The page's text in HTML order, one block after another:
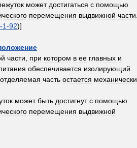
может достигаться с помощью
перемещения выдвижной части
-1-92)]
части при котором в ее главных и
обеспечивается изолирующий
часть остается механически
может быть достигнут с помощью
перемещения выдвижной